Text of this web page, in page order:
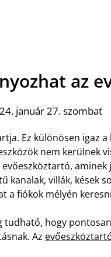
az
január 27. szombat
Ez különösen igaz
nem kerülnek
aminek
kanalak, villák, kések
a fiókok mélyén
hogy
Az